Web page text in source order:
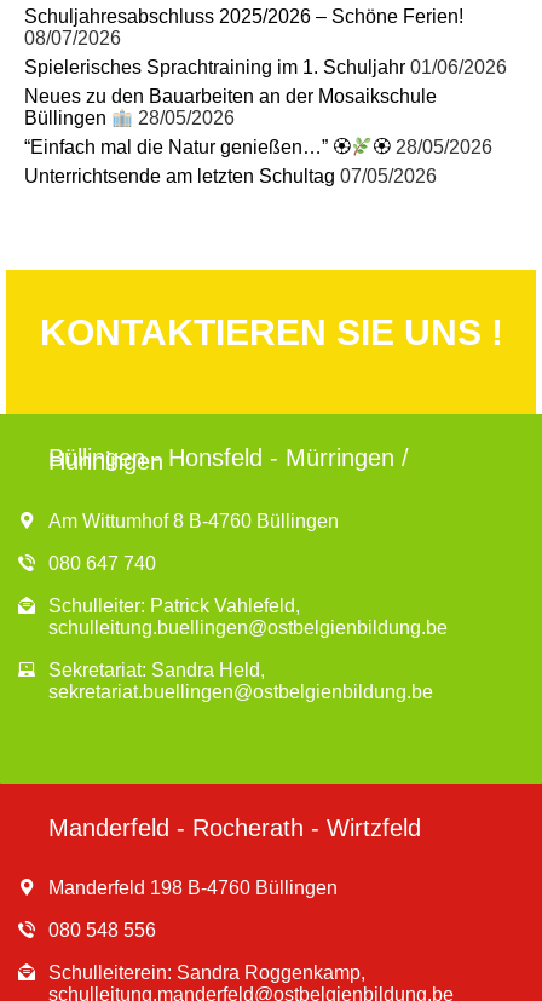
Schuljahresabschluss 2025/2026 – Schöne Ferien!
08/07/2026
Spielerisches Sprachtraining im 1. Schuljahr 01/06/2026
Neues zu den Bauarbeiten an der Mosaikschule
Büllingen
28/05/2026
“Einfach mal die Natur genießen…” 🏵
🏵 28/05/2026
Unterrichtsende am letzten Schultag 07/05/2026
KONTAKTIEREN SIE UNS !
Büllingen - Honsfeld - Mürringen /
Hünningen
Am Wittumhof 8 B-4760 Büllingen
080 647 740
Schulleiter: Patrick Vahlefeld,
schulleitung.buellingen@ostbelgienbildung.be
Sekretariat: Sandra Held,
sekretariat.buellingen@ostbelgienbildung.be
Manderfeld - Rocherath - Wirtzfeld
Manderfeld 198 B-4760 Büllingen
080 548 556
Schulleiterein: Sandra Roggenkamp,
schulleitung.manderfeld@ostbelgienbildung.be